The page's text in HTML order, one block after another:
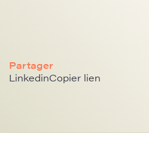
Partager
LinkedinCopier lien